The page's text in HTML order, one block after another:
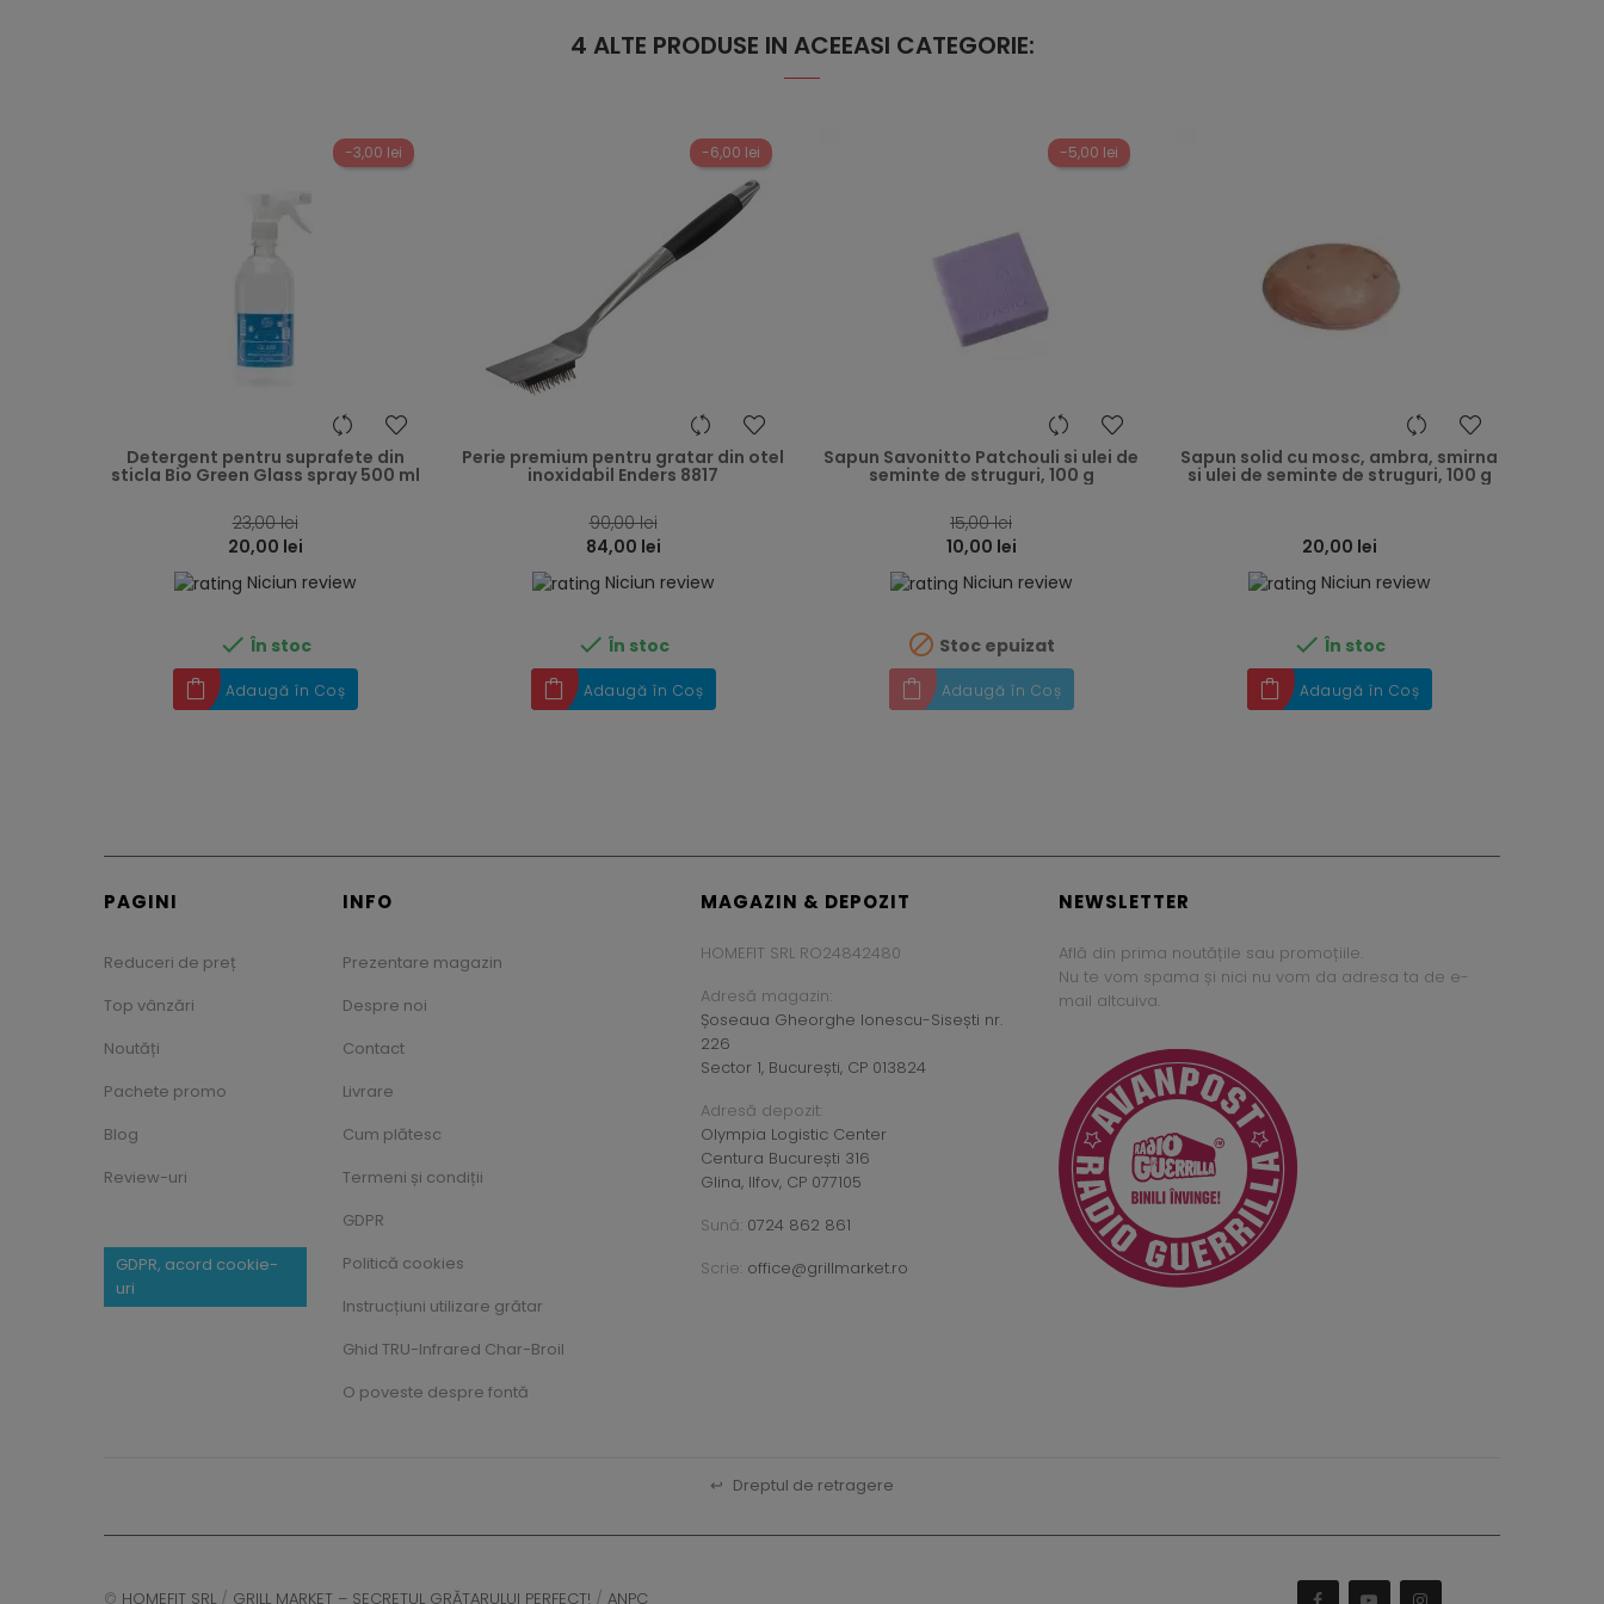
4 ALTE PRODUSE IN ACEEASI CATEGORIE:
-3,00 lei
heart
Detergent pentru suprafete din
sticla Bio Green Glass spray 500 ml
23,00 lei
20,00 lei
Niciun review
 În stoc
Adaugă în Coș
-6,00 lei
heart
Perie premium pentru gratar din otel
inoxidabil Enders 8817
90,00 lei
84,00 lei
Niciun review
 În stoc
Adaugă în Coș
-5,00 lei
heart
Sapun Savonitto Patchouli si ulei de
seminte de struguri, 100 g
15,00 lei
10,00 lei
Niciun review
 Stoc epuizat
Adaugă în Coș
heart
Sapun solid cu mosc, ambra, smirna
si ulei de seminte de struguri, 100 g
20,00 lei
Niciun review
 În stoc
Adaugă în Coș
PAGINI
Reduceri de preț
Top vânzări
Noutăți
Pachete promo
Blog
Review-uri
GDPR, acord cookie-
uri
INFO
Prezentare magazin
Despre noi
Contact
Livrare
Cum plătesc
Termeni și condiții
GDPR
Politică cookies
Instrucțiuni utilizare grătar
Ghid TRU-Infrared Char-Broil
O poveste despre fontă
MAGAZIN & DEPOZIT
HOMEFIT SRL RO24842480
Adresă magazin:
Șoseaua Gheorghe Ionescu-Sisești nr.
226
Sector 1, București, CP 013824
Adresă depozit:
Olympia Logistic Center
Centura București 316
Glina, Ilfov, CP 077105
Sună: 0724 862 861
Scrie: office@grillmarket.ro
NEWSLETTER
Află din prima noutățile sau promoțiile.
Nu te vom spama și nici nu vom da adresa ta de e-
mail altcuiva.
↩ Dreptul de retragere
© HOMEFIT SRL / GRILL MARKET – SECRETUL GRĂTARULUI PERFECT! / ANPC